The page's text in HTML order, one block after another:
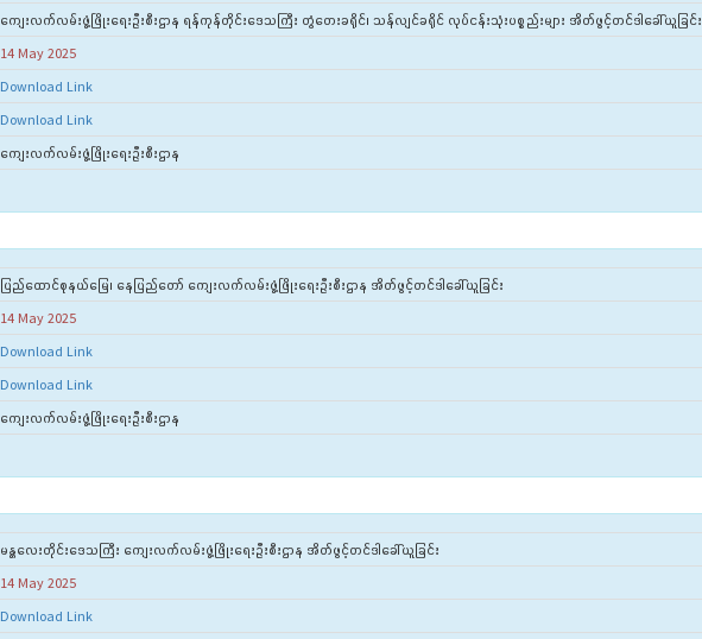
ကျေးလက်လမ်းဖွံ့ဖြိုးရေးဦးစီးဌာန ရန်ကုန်တိုင်းဒေသကြီး တွံတေးခရိုင်၊ သန်လျင်ခရိုင် လုပ်ငန်းသုံးပစ္စည်းများ အိတ်ဖွင့်တင်ဒါခေါ်ယူခြင်း
14 May 2025
Download Link
Download Link
ကျေးလက်လမ်းဖွံ့ဖြိုးရေးဦးစီးဌာန
ပြည်ထောင်စုနယ်မြေ၊ နေပြည်တော် ကျေးလက်လမ်းဖွံ့ဖြိုးရေးဦးစီးဌာန အိတ်ဖွင့်တင်ဒါခေါ်ယူခြင်း
14 May 2025
Download Link
Download Link
ကျေးလက်လမ်းဖွံ့ဖြိုးရေးဦးစီးဌာန
မန္တ‌လေးတိုင်းဒေသကြီး ကျေးလက်လမ်းဖွံ့ဖြိုးရေးဦးစီးဌာန အိတ်ဖွင့်တင်ဒါခေါ်ယူခြင်း
14 May 2025
Download Link